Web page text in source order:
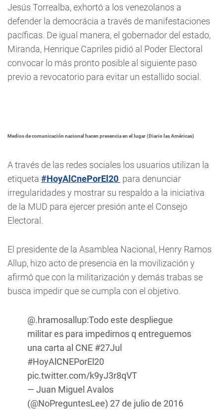
Jesús Torrealba, exhortó a los venezolanos a
defender la democrácia a través de manifestaciones
pacíficas. De igual manera, el gobernador del estado,
Miranda, Henrique Capriles pidió al Poder Electoral
convocar lo más pronto posible al siguiente paso
previo a revocatorio para evitar un estallido social.
Medios de comunicación nacional hacen presencia en el lugar (Diario las Américas)
A través de las redes sociales los usuarios utilizan la
etiqueta #HoyAlCnePorEl20 para denunciar
irregularidades y mostrar su respaldo a la iniciativa
de la MUD para ejercer presión ante el Consejo
Electoral.
El presidente de la Asamblea Nacional, Henry Ramos
Allup, hizo acto de presencia en la movilización y
afirmó que con la militarización y demás trabas se
busca impedir que se cumpla con el objetivo.
@.hramosallup:Todo este despliegue
militar es para impedirnos q entreguemos
una carta al CNE #27Jul
#HoyAlCNEPorEl20
pic.twitter.com/k9yJ3r8qVT
— Juan Miguel Avalos
(@NoPreguntesLee) 27 de julio de 2016